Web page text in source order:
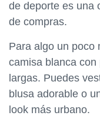
de deporte es una
de compras.
Para algo un poco
camisa blanca
largas. Puedes
blusa adorable o
look más urbano.